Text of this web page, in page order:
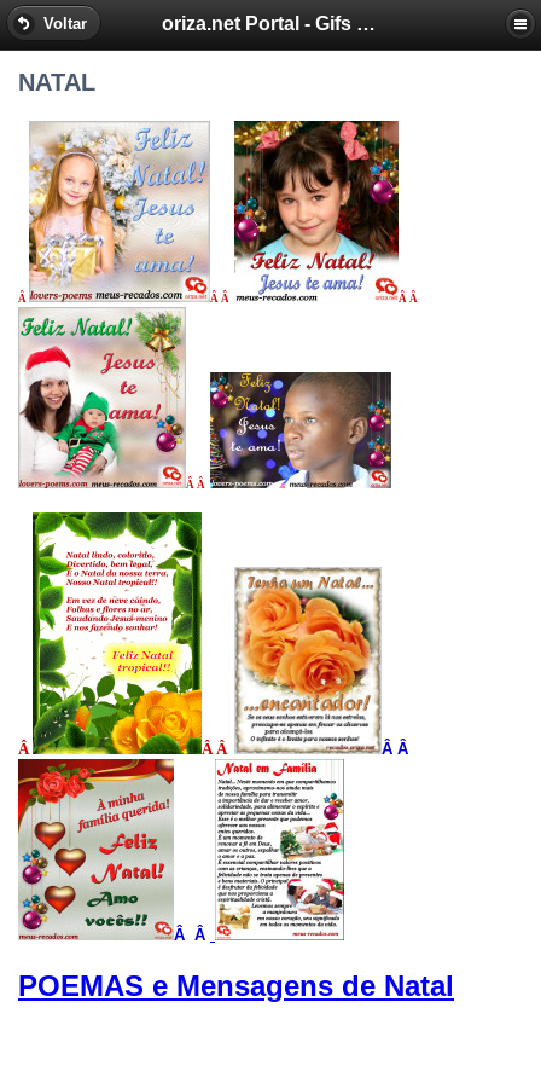
Voltar oriza.net Portal - Gifs by Oriza - Frases, Poemas
NATAL
Â Â Â Â Â
Â Â
Â Â Â Â Â
Â Â
POEMAS e Mensagens de Natal